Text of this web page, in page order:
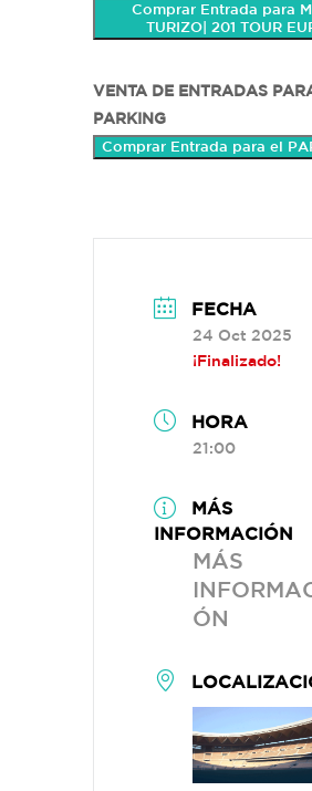
Comprar Entrada para
TURIZO| 201 TOUR
VENTA DE ENTRADAS
PARKING
Comprar Entrada para el
FECHA
24 Oct 2025
¡Finalizado!
HORA
21:00
MÁS
INFORMACIÓN
MÁS
ÓN